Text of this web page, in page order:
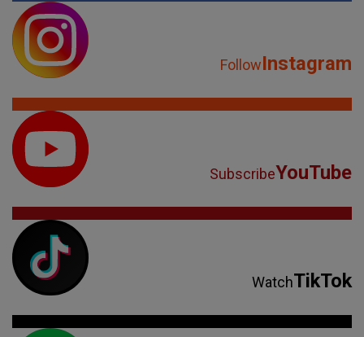
FollowInstagram
SubscribeYouTube
WatchTikTok